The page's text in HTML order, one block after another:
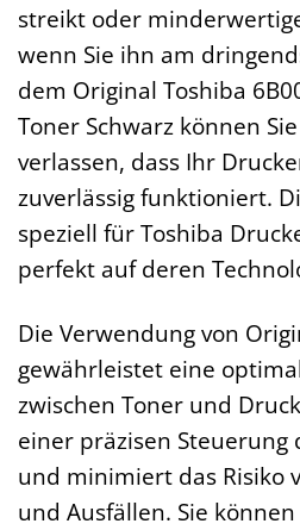
streikt oder
wenn Sie ihn am
dem Original Toshiba
Toner Schwarz können
verlassen, dass Ihr
zuverlässig funktioniert.
speziell für Toshiba
perfekt auf deren
Die Verwendung von
gewährleistet eine
zwischen Toner und
einer präzisen Steuerung
und minimiert das Risiko
und Ausfällen. Sie